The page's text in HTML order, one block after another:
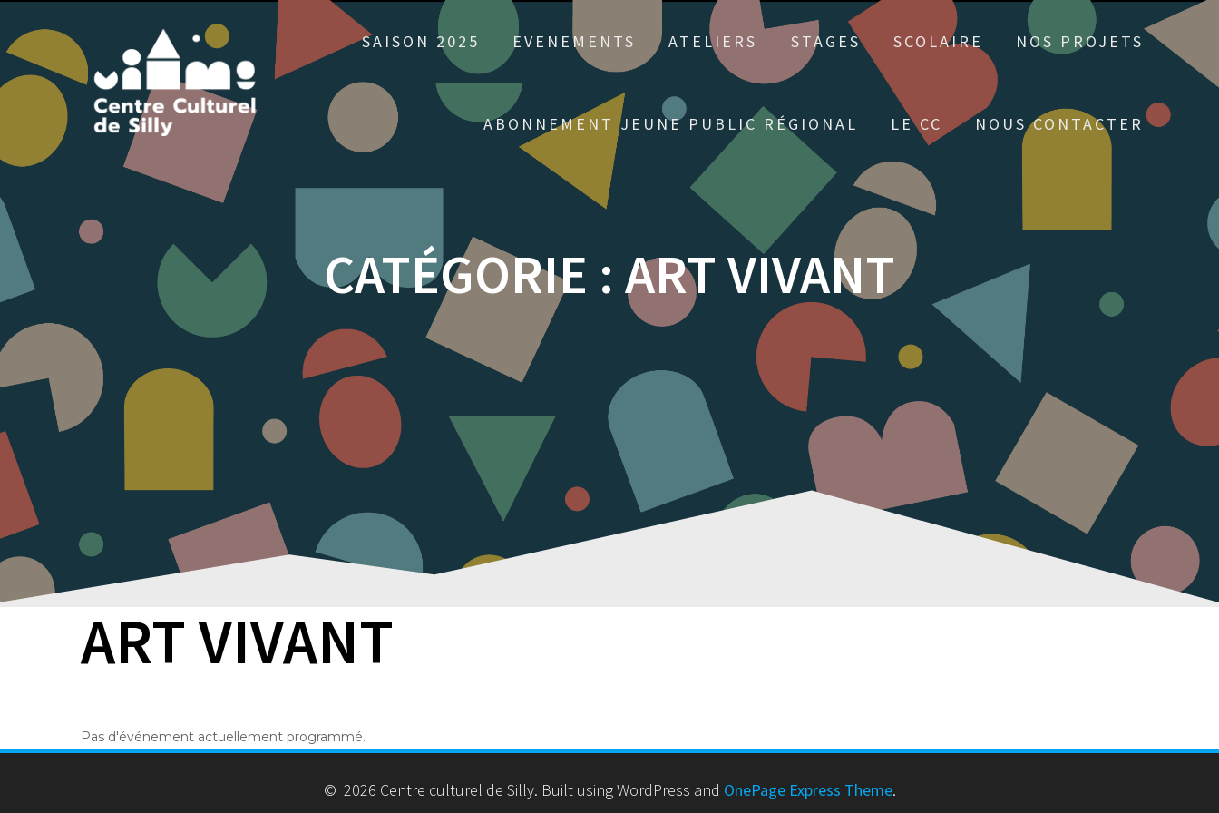
content
SAISON 2025 EVENEMENTS ATELIERS STAGES SCOLAIRE NOS PROJETS
ABONNEMENT JEUNE PUBLIC RÉGIONAL LE CC NOUS CONTACTER
CATÉGORIE : ART VIVANT
ART VIVANT
Pas d'événement actuellement programmé.
© 2026 Centre culturel de Silly. Built using WordPress and OnePage Express Theme.